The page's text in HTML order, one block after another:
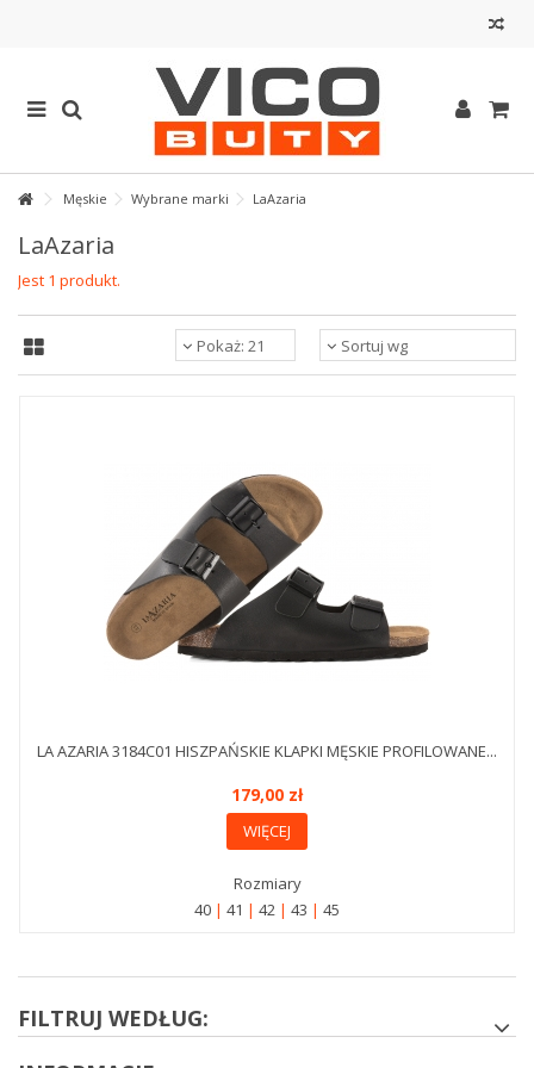
Męskie Wybrane marki LaAzaria
LaAzaria
Jest 1 produkt.
Sortuj wg
Pokaż: 21
LA AZARIA 3184C01 HISZPAŃSKIE KLAPKI MĘSKIE PROFILOWANE...
179,00 zł
WIĘCEJ
Rozmiary
40
41 42 43 45
FILTRUJ WEDŁUG: